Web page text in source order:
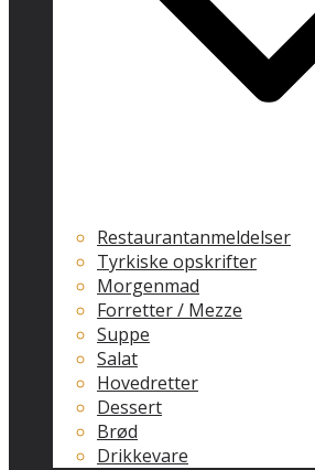
Restaurantanmeldelser
Tyrkiske opskrifter
Morgenmad
Forretter / Mezze
Suppe
Salat
Hovedretter
Dessert
Brød
Drikkevare